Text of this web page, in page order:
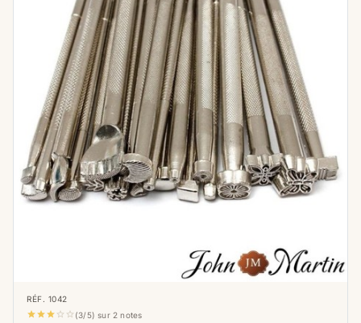
Les matoirs dit "Bevelers" sont les plus
utilisés, en particulier les B197 et B203, ils
permettent de mettre en valeur le motif.Les
bevelers permettent de donner du relief à
votre repoussage.Vous pouvez ensuite
teindre votre cuir pour finaliser
votre repoussageet ainsi mettre en valeur le
dessin réalisé.Il est conseillé d'utiliser du
cuir tannage végétal pour ces matoirs, sur
tout autre cuir des essais doivent être fait au
L'utilisation des matoirs dans l'artisanat du
cuir est une pratique ancienne qui remonte à
RÉF. 1042
   (3/5) sur 2 notes